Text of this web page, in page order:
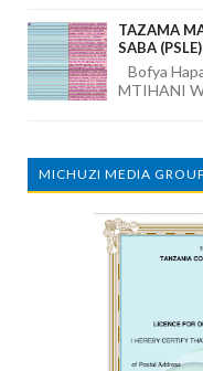
TAZAMA
SABA
Bofya
MTIHANI
MICHUZI MEDIA